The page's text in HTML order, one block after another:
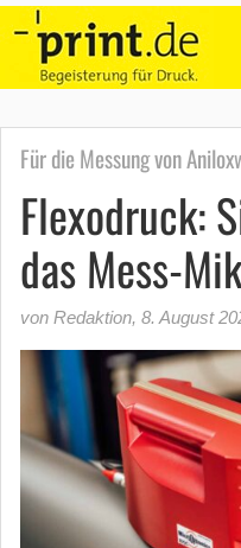
Für die Messung von
Flexodruck:
das Mess-
von Redaktion, 8. August